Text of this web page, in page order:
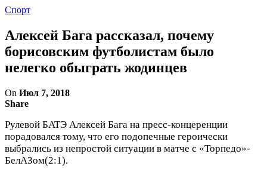
Спорт
Алексей Бага рассказал, почему
борисовским футболистам было
нелегко обыграть жодинцев
On Июл 7, 2018
Share
Рулевой БАТЭ Алексей Бага на пресс-концеренции
порадовался тому, что его подопечные героически
выбрались из непростой ситуации в матче с «Торпедо»-
БелАЗом(2:1).